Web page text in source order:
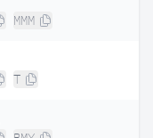
MMM
T